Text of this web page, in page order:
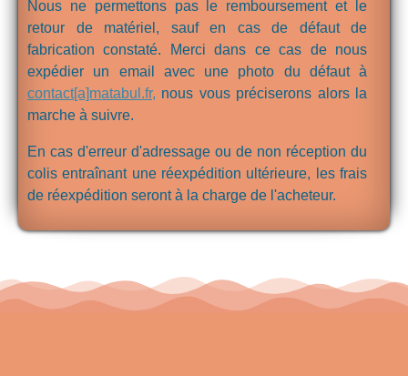
Nous ne permettons pas le remboursement et le
retour de matériel, sauf en cas de défaut de
fabrication constaté. Merci dans ce cas de nous
expédier un email avec une photo du défaut à
contact[a]matabul.fr, nous vous préciserons alors la
marche à suivre.
En cas d'erreur d'adressage ou de non réception du
colis entraînant une réexpédition ultérieure, les frais
de réexpédition seront à la charge de l'acheteur.